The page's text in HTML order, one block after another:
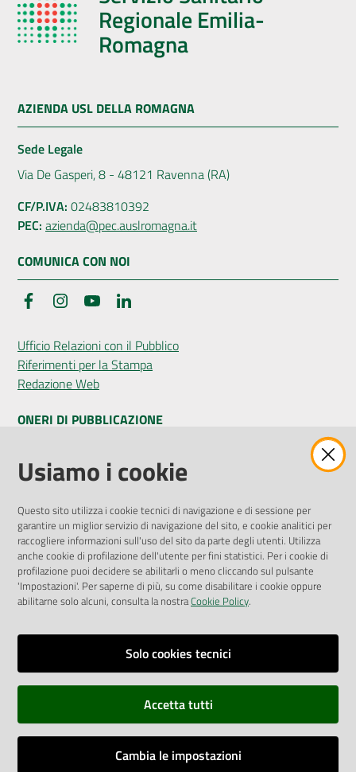
Regionale Emilia-
Romagna
AZIENDA USL DELLA ROMAGNA
Sede Legale
Via De Gasperi, 8 - 48121 Ravenna (RA)
CF/P.IVA: 02483810392
PEC: azienda@pec.auslromagna.it
COMUNICA CON NOI
FacebookInstagramYouTube
Ufficio Relazioni con il Pubblico
Riferimenti per la Stampa
Redazione Web
ONERI DI PUBBLICAZIONE
Amministrazione Trasparente
Pubblicità legale
Privacy Policy
Attuazione Misure PNRR
Liste di Attesa
ENTI, IMPRESE E PARTNER
Fatturazione Elettronica
Richiesta Patrocinio
Dichiarazione di Accessibilità
Usiamo i cookie
Questo sito utilizza i cookie tecnici di navigazione e di sessione per
garantire un miglior servizio di navigazione del sito, e cookie analitici per
raccogliere informazioni sull'uso del sito da parte degli utenti. Utilizza
anche cookie di profilazione dell'utente per fini statistici. Per i cookie di
profilazione puoi decidere se abilitarli o meno cliccando sul pulsante
'Impostazioni'. Per saperne di più, su come disabilitare i cookie oppure
abilitarne solo alcuni, consulta la nostraCookie Policy.
Solo cookies tecnici
Accetta tutti
Cambia le impostazioni